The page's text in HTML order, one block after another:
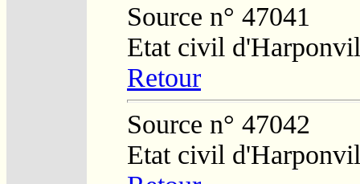
Source n° 47041
Etat civil
Retour
Source n° 47042
Etat civil